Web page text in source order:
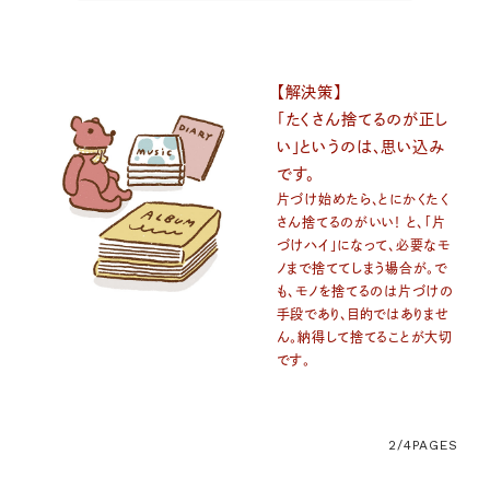
【解決策】
「たくさん捨てるのが正し
い」というのは、思い込み
です。
片づけ始めたら、とにかくたく
さん捨てるのがいい！ と、「片
づけハイ」になって、必要なモ
ノまで捨ててしまう場合が。で
も、モノを捨てるのは片づけの
手段であり、目的ではありませ
ん。納得して捨てることが大切
です。
2/4PAGES